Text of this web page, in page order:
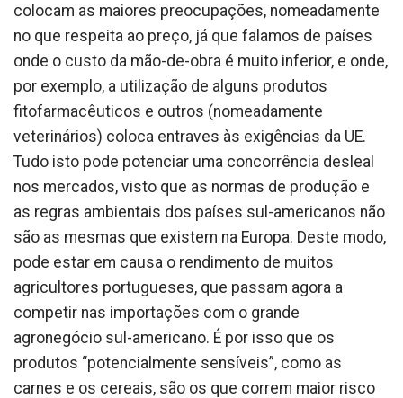
colocam as maiores preocupações, nomeadamente
no que respeita ao preço, já que falamos de países
onde o custo da mão-de-obra é muito inferior, e onde,
por exemplo, a utilização de alguns produtos
fitofarmacêuticos e outros (nomeadamente
veterinários) coloca entraves às exigências da UE.
Tudo isto pode potenciar uma concorrência desleal
nos mercados, visto que as normas de produção e
as regras ambientais dos países sul-americanos não
são as mesmas que existem na Europa. Deste modo,
pode estar em causa o rendimento de muitos
agricultores portugueses, que passam agora a
competir nas importações com o grande
agronegócio sul-americano. É por isso que os
produtos “potencialmente sensíveis”, como as
carnes e os cereais, são os que correm maior risco